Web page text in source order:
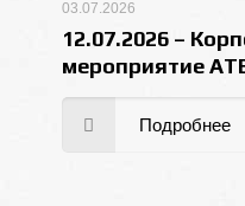
03.07.2026
12.07.2026 –
мероприятие
Подробнее